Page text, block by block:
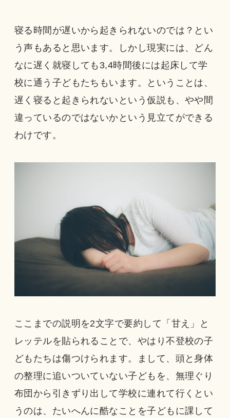
寝る時間が遅いから起きられないのでは？とい
う声もあると思います。しかし現実には、どん
なに遅く就寝しても3,4時間後には起床して学
校に通う子どもたちもいます。ということは、
遅く寝ると起きられないという仮説も、やや間
違っているのではないかという見立てができる
わけです。
ここまでの説明を2文字で要約して「甘え」と
レッテルを貼られることで、やはり不登校の子
どもたちは傷つけられます。まして、頭と身体
の整理に追いついていない子どもを、無理ぐり
布団から引きずり出して学校に連れて行くとい
うのは、たいへんに酷なことを子どもに課して